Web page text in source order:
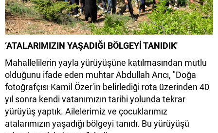
‘ATALARIMIZIN YAŞADIĞI BÖLGEYİ TANIDIK'
Mahallelilerin yayla yürüyüşüne katılmasından mutlu
olduğunu ifade eden muhtar Abdullah Arıcı, "Doğa
fotoğrafçısı Kamil Özer'in belirlediği rota üzerinden 40
yıl sonra kendi vatanımızın tarihi yolunda tekrar
yürüyüş yaptık. Ailelerimiz ve çocuklarımız
atalarımızın yaşadığı bölgeyi tanıdı. Bu yürüyüşü